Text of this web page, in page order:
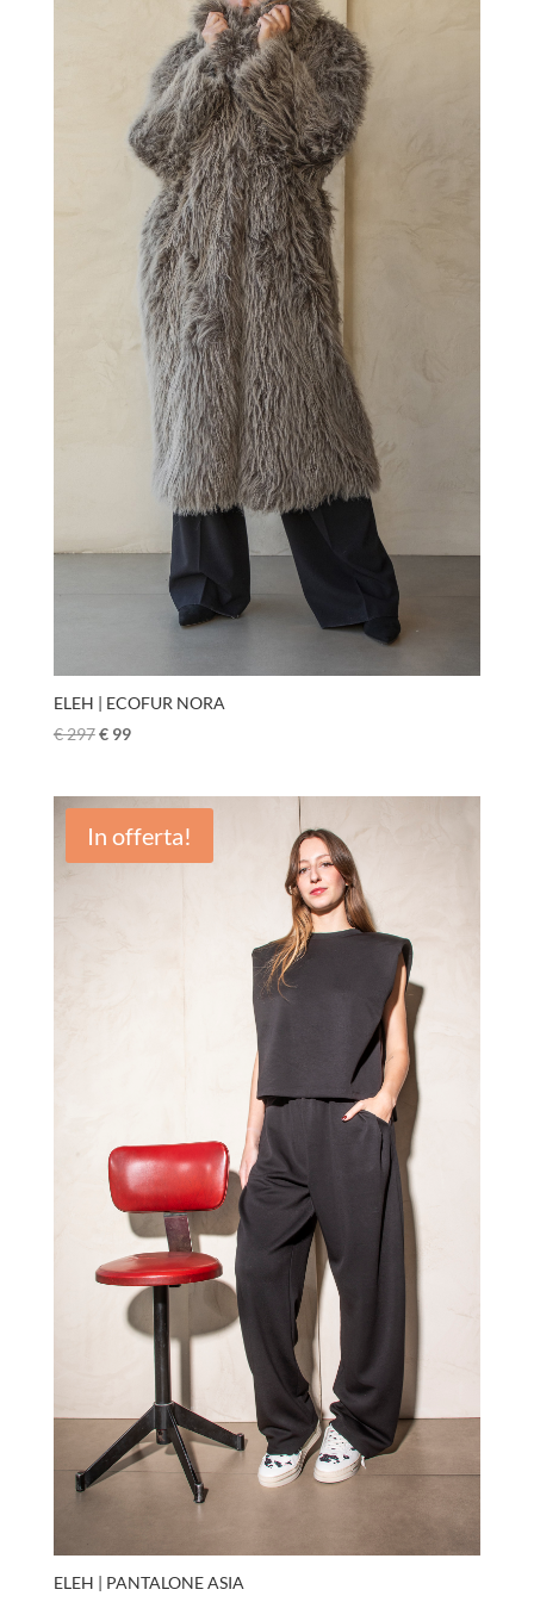
ELEH | ECOFUR NORA
€297€99
In offerta!
ELEH | PANTALONE ASIA